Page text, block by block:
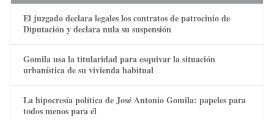
El juzgado declara legales los contratos de patrocinio de
Diputación y declara nula su suspensión
Gomila usa la titularidad para esquivar la situación
urbanística de su vivienda habitual
La hipocresía política de José Antonio Gomila: papeles para
todos menos para él